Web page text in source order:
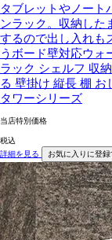
タブレットやノート
ンラック。収納した
するので出し入れも
うボード壁対応ウォ
ラック シェルフ 収
る 壁掛け 縦長 棚
タワーシリーズ
当店特別価格
税込
詳細を見る
お気に入りに登録